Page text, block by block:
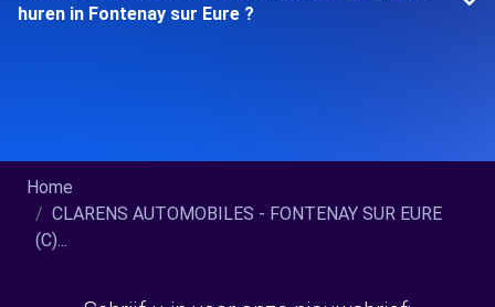
huren in Fontenay sur Eure ?
Home
CLARENS AUTOMOBILES - FONTENAY SUR EURE
(C)...